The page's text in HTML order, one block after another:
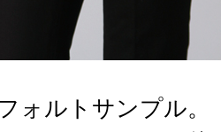
ォルトサンプル。